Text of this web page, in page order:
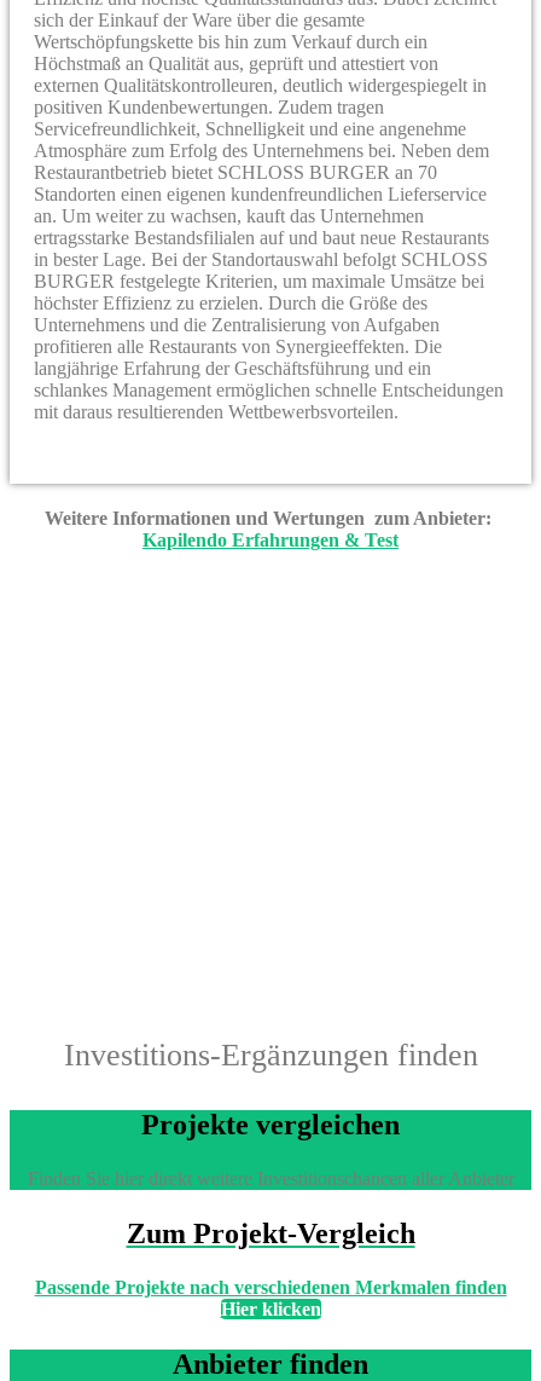
sich der Einkauf der Ware über die gesamte
Wertschöpfungskette bis hin zum Verkauf durch ein
Höchstmaß an Qualität aus, geprüft und attestiert von
externen Qualitätskontrolleuren, deutlich widergespiegelt in
positiven Kundenbewertungen. Zudem tragen
Servicefreundlichkeit, Schnelligkeit und eine angenehme
Atmosphäre zum Erfolg des Unternehmens bei. Neben dem
Restaurantbetrieb bietet SCHLOSS BURGER an 70
Standorten einen eigenen kundenfreundlichen Lieferservice
an. Um weiter zu wachsen, kauft das Unternehmen
ertragsstarke Bestandsfilialen auf und baut neue Restaurants
in bester Lage. Bei der Standortauswahl befolgt SCHLOSS
BURGER festgelegte Kriterien, um maximale Umsätze bei
höchster Effizienz zu erzielen. Durch die Größe des
Unternehmens und die Zentralisierung von Aufgaben
profitieren alle Restaurants von Synergie­effekten. Die
langjährige Erfahrung der Geschäftsführung und ein
schlankes Management ermöglichen schnelle Entschei­dungen
mit daraus resultierenden Wettbewerbsvorteilen.
Weitere Informationen und Wertungen zum Anbieter:
Kapilendo Erfahrungen & Test
Investitions-Ergänzungen finden
Projekte vergleichen
Finden Sie hier direkt weitere Investitionschancen aller Anbieter
Zum Projekt-Vergleich
Passende Projekte nach verschiedenen Merkmalen finden
Hier klicken
Anbieter finden